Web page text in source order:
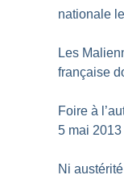
nationale
Les
française
Foire à
5 mai 2013
Ni